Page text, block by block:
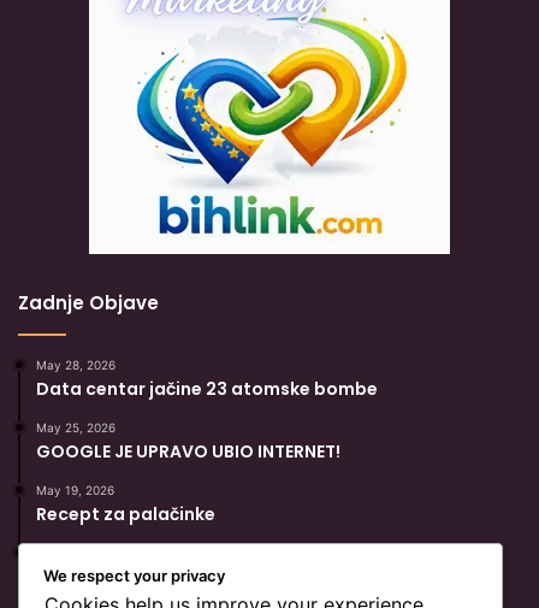
Zadnje Objave
May 28, 2026
Data centar jačine 23 atomske bombe
May 25, 2026
GOOGLE JE UPRAVO UBIO INTERNET!
May 19, 2026
Recept za palačinke
Popularni Recept Za Hurmašice
We respect your privacy